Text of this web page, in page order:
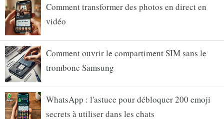
Comment transformer des photos en direct en
vidéo
Comment ouvrir le compartiment SIM sans le
trombone Samsung
WhatsApp : l'astuce pour débloquer 200 emoji
secrets à utiliser dans les chats